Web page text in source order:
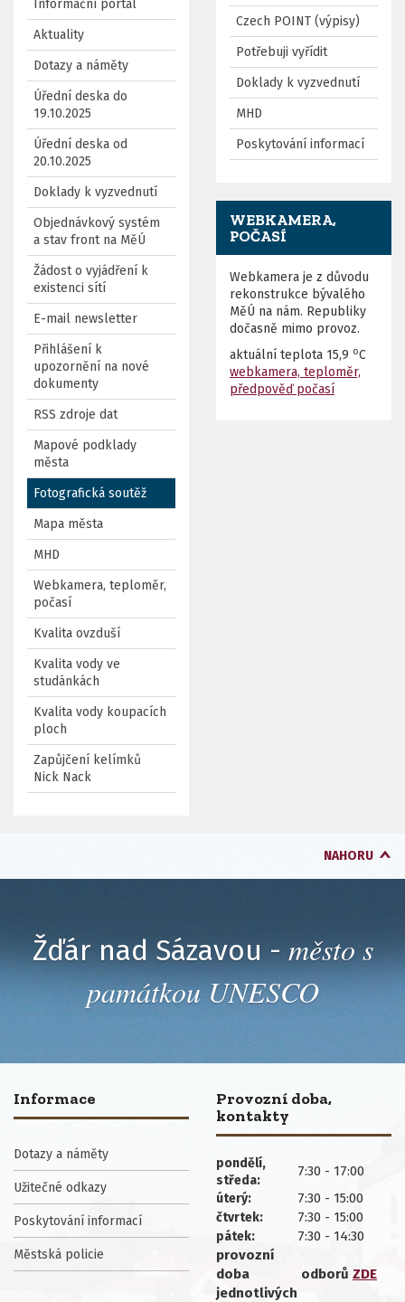
Informační portál
Aktuality
Dotazy a náměty
Úřední deska do
19.10.2025
Úřední deska od
20.10.2025
Doklady k vyzvednutí
Objednávkový systém
a stav front na MěÚ
Žádost o vyjádření k
existenci sítí
E-mail newsletter
Přihlášení k
upozornění na nové
dokumenty
RSS zdroje dat
Mapové podklady
města
Fotografická soutěž
Mapa města
MHD
Webkamera, teploměr,
počasí
Kvalita ovzduší
Kvalita vody ve
studánkách
Kvalita vody koupacích
ploch
Zapůjčení kelímků
Nick Nack
Czech POINT (výpisy)
Potřebuji vyřídit
Doklady k vyzvednutí
MHD
Poskytování informací
WEBKAMERA,
POČASÍ
Webkamera je z důvodu
rekonstrukce bývalého
MěÚ na nám. Republiky
dočasně mimo provoz.
aktuální teplota 15,9 oC
webkamera, teploměr,
předpověď počasí
NAHORU
Žďár nad Sázavou - město s
památkou UNESCO
Informace
Dotazy a náměty
Užitečné odkazy
Poskytování informací
Městská policie
Provozní doba,
kontakty
pondělí,
středa:
7:30 - 17:00
úterý: 7:30 - 15:00
čtvrtek: 7:30 - 15:00
pátek:
7:30 - 14:30
provozní
doba
jednotlivých
odborů ZDE